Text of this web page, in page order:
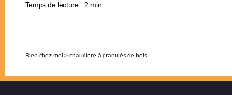
Temps de lecture : 2 min
Bien chez moi > chaudière à granulés de bois